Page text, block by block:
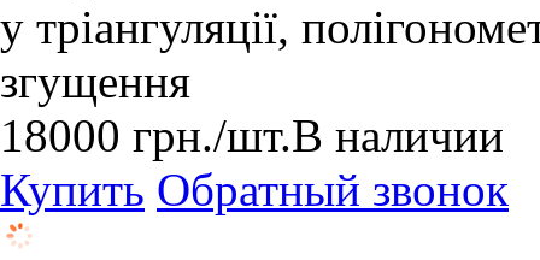
у тріангуляції,
згущення
18000 грн./шт.В наличии
Купить Обратный звонок